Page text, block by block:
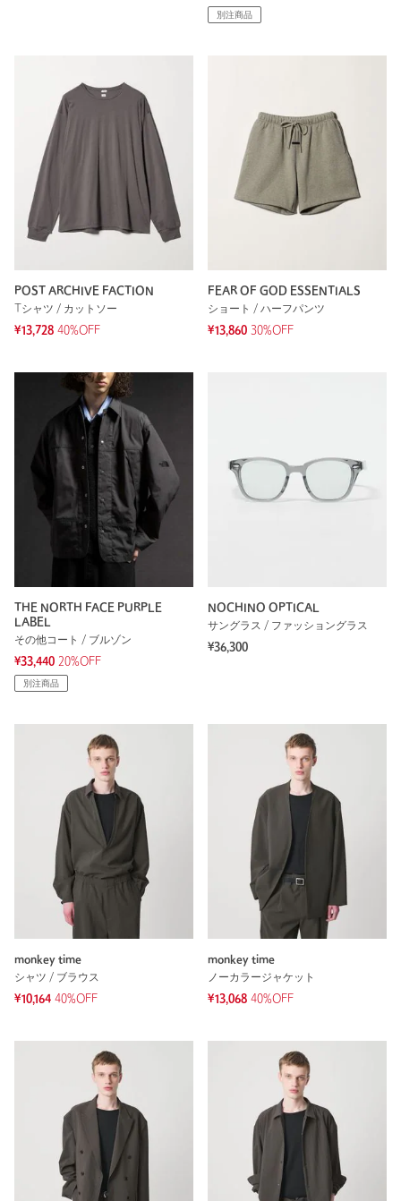
別注商品
POST ARCHIVE FACTION
Tシャツ / カットソー
¥13,728 40%OFF
FEAR OF GOD ESSENTIALS
ショート / ハーフパンツ
¥13,860 30%OFF
THE NORTH FACE PURPLE
LABEL
その他コート / ブルゾン
¥33,440 20%OFF
別注商品
NOCHINO OPTICAL
サングラス / ファッショングラス
¥36,300
monkey time
シャツ / ブラウス
¥10,164 40%OFF
monkey time
ノーカラージャケット
¥13,068 40%OFF